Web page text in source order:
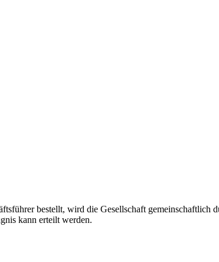
bestellt, wird die Gesellschaft gemeinschaftlich
kann erteilt werden.